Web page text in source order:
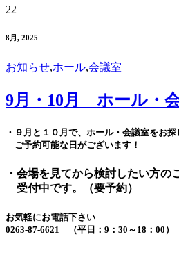
22
8月, 2025
お知らせ,ホール,会議室
9月・10月 ホール・
・９月と１０月で、ホール・会議室をお探
ご予約可能な日がございます！
・会場を見てから検討したい方の
受付中です。（要予約）
お気軽にお電話下さい
0263-87-6621 （平日：9：30～18：00）